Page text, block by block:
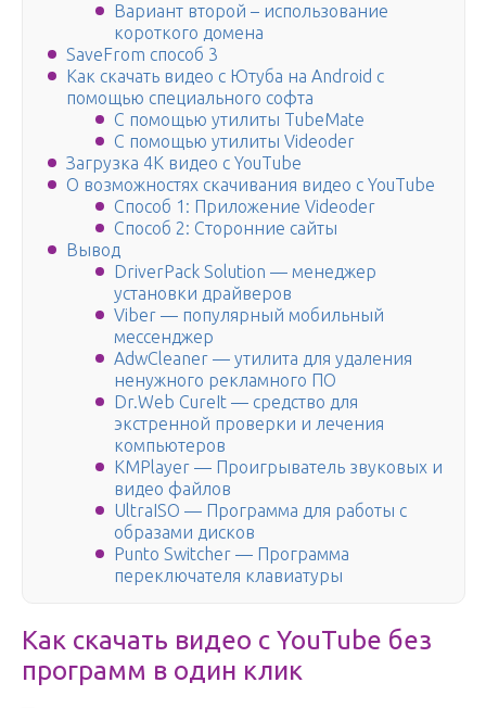
Вариант второй – использование
короткого домена
SaveFrom способ 3
Как скачать видео с Ютуба на Android с
помощью специального софта
С помощью утилиты TubeMate
С помощью утилиты Videoder
Загрузка 4K видео с YouTube
О возможностях скачивания видео с YouTube
Способ 1: Приложение Videoder
Способ 2: Сторонние сайты
Вывод
DriverPack Solution — менеджер
установки драйверов
Viber — популярный мобильный
мессенджер
AdwCleaner — утилита для удаления
ненужного рекламного ПО
Dr.Web CureIt — средство для
экстренной проверки и лечения
компьютеров
KMPlayer — Проигрыватель звуковых и
видео файлов
UltraISO — Программа для работы с
образами дисков
Punto Switcher — Программа
переключателя клавиатуры
Как скачать видео с YouTube без
программ в один клик